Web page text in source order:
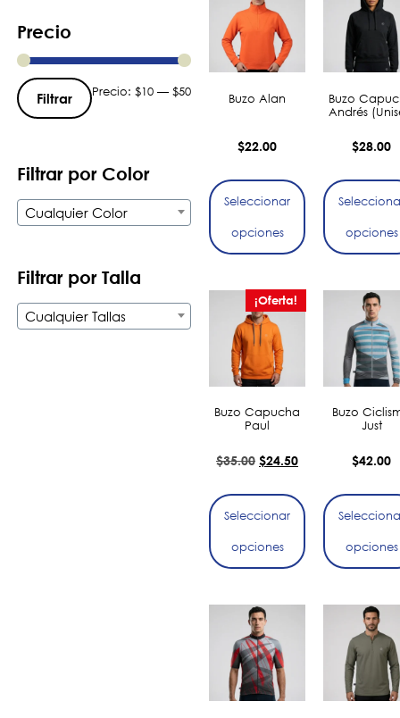
Precio
Filtrar Precio: $10 — $50
Filtrar por Color
Cualquier Color
Filtrar por Talla
Cualquier Tallas
Buzo Alan
$22.00
Seleccionar
opciones
Buzo
Andrés
$28.00
opciones
¡Oferta!
Buzo Capucha
Paul
$35.00 $24.50
Seleccionar
opciones
Buzo
Just
$42.00
opciones